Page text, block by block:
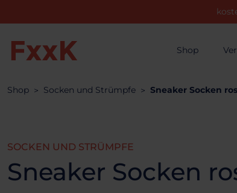
Shop
Shop Socken und Strümpfe Sneaker Socken
SOCKEN UND STRÜMPFE
Sneaker Socken